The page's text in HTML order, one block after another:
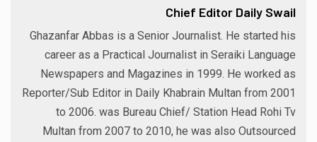
Chief Editor Daily Swail
Ghazanfar Abbas is a Senior Journalist. He started his
career as a Practical Journalist in Seraiki Language
Newspapers and Magazines in 1999. He worked as
Reporter/Sub Editor in Daily Khabrain Multan from 2001
to 2006. was Bureau Chief/ Station Head Rohi Tv
Multan from 2007 to 2010, he was also Outsourced